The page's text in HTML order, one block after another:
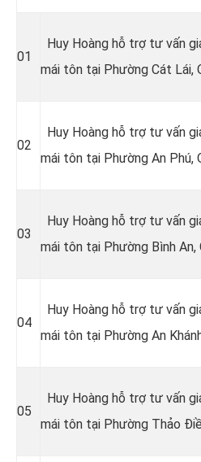
01
Huy Hoàng hỗ trợ tư vấn
mái tôn tại Phường Cát Lái,
02
Huy Hoàng hỗ trợ tư vấn
mái tôn tại Phường An Phú,
03
Huy Hoàng hỗ trợ tư vấn
mái tôn tại Phường Bình An,
04
Huy Hoàng hỗ trợ tư vấn
mái tôn tại Phường An
05
Huy Hoàng hỗ trợ tư vấn
mái tôn tại Phường Thảo